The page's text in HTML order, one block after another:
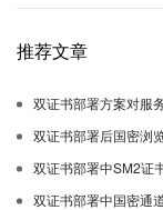
推荐文章
双证书部署方案对服
双证书部署后国密浏
双证书部署中SM2证
双证书部署中国密通